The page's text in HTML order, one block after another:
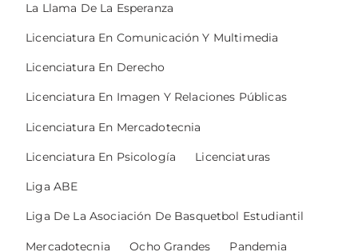
La Llama De La Esperanza
Licenciatura En Comunicación Y Multimedia
Licenciatura En Derecho
Licenciatura En Imagen Y Relaciones Públicas
Licenciatura En Mercadotecnia
Licenciatura En Psicología Licenciaturas
Liga ABE
Liga De La Asociación De Basquetbol Estudiantil
Mercadotecnia Ocho Grandes Pandemia